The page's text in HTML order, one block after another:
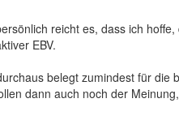
reicht es, dass ich
EBV.
belegt zumindest für
dann auch noch der